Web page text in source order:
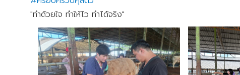
"ทำด้วยใจ ทำให้ไว ทำได้จริง"